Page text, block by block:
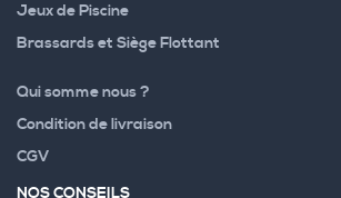
Jeux de Piscine
Brassards et Siège Flottant
Qui somme nous ?
Condition de livraison
CGV
NOS CONSEILS